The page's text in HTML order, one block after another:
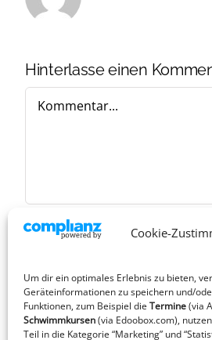
Cookie-
Um dir ein optimales Erlebnis zu bieten,
Geräteinformationen zu speichern und/
Funktionen, zum Beispiel die Termine(via
Schwimmkursen(via Edoobox.com),
Teil in die Kategorie “Marketing” und
Hinterlasse einen
Kommentar